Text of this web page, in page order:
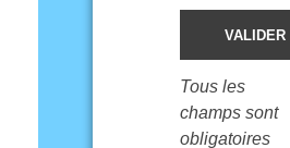
Tous les
champs sont
obligatoires